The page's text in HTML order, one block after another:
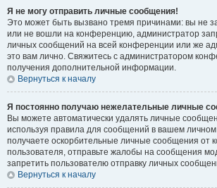
Я не могу отправить личные сообщения!
Это может быть вызвано тремя причинами: вы не
или не вошли на конференцию, администратор
личных сообщений на всей конференции или же
это вам лично. Свяжитесь с администратором
получения дополнительной информации.
Вернуться к началу
Я постоянно получаю нежелательные личные
Вы можете автоматически удалять личные
используя правила для сообщений в вашем
получаете оскорбительные личные сообщения от
пользователя, отправьте жалобы на сообщения
запретить пользователю отправку личных
Вернуться к началу